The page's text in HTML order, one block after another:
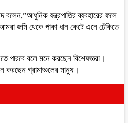
বলেন,”আধুনিক যন্ত্রপাতির ব্যবহারের ফলে
জমি থেকে পাকা ধান কেটে এনে ঢেঁকিতে
পারবে বলে মনে করছেন বিশেষজ্ঞরা।
করছেন গ্রামাঞ্চলের মানুষ।